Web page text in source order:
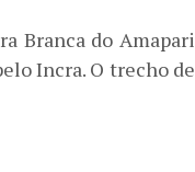
Branca do Amapari
Incra. O trecho de